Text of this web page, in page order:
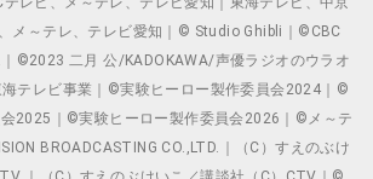
メ～テレ、テレビ愛知｜© Studio Ghibli｜©CBC
｜©2023 二月 公/KADOKAWA/声優ラジオのウラオ
テレビ事業｜©実験ヒーロー製作委員会2024｜©
2025｜©実験ヒーロー製作委員会2026｜©メ～テ
BROADCASTING CO.,LTD.｜（C）すえのぶけ